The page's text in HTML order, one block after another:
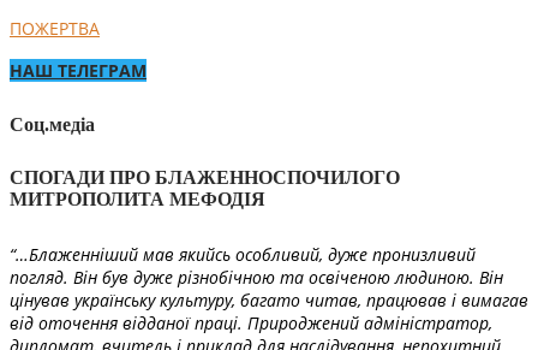
ПОЖЕРТВА
НАШ ТЕЛЕГРАМ
Соц.медіа
СПОГАДИ ПРО БЛАЖЕННОСПОЧИЛОГО
МИТРОПОЛИТА МЕФОДІЯ
“…Блаженніший мав якийсь особливий, дуже пронизливий
погляд. Він був дуже різнобічною та освіченою людиною. Він
цінував українську культуру, багато читав, працював і вимагав
від оточення відданої праці. Природжений адміністратор,